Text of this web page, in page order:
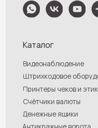
исключительно информационный
информационные материалы и цены,
публичной офертой, определяемой
Гражданского кодекса РФ. Ваш заказ,